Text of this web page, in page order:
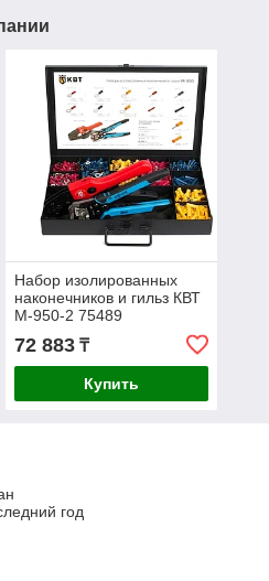
Набор изолированных
наконечников и гильз КВТ
М-950-2 75489
72 883₸
Купить
год